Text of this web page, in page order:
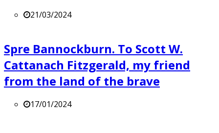
21/03/2024
Spre Bannockburn. To Scott W.
Cattanach Fitzgerald, my friend
from the land of the brave
17/01/2024